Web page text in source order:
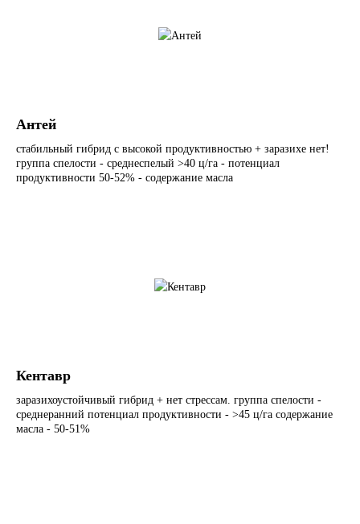
Антей
стабильный гибрид с высокой продуктивностью + заразихе нет!
группа спелости - среднеспелый >40 ц/га - потенциал
продуктивности 50-52% - содержание масла
Кентавр
заразихоустойчивый гибрид + нет стрессам. группа спелости -
среднеранний потенциал продуктивности - >45 ц/га содержание
масла - 50-51%